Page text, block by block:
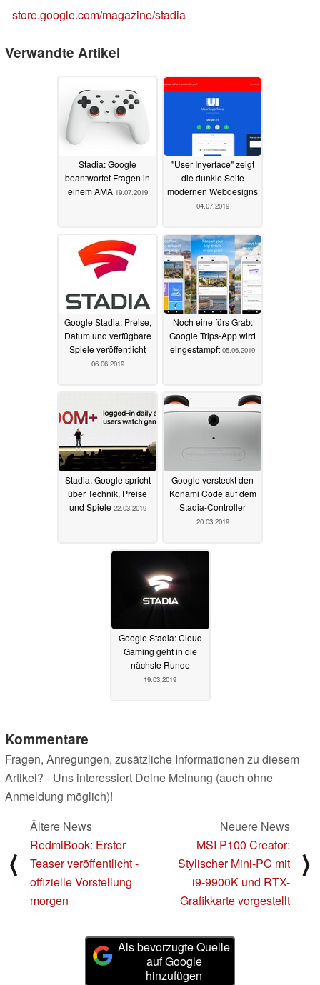
store.google.com/magazine/stadia
Verwandte Artikel
Stadia: Google
beantwortet Fragen in
einem AMA 19.07.2019
"User Inyerface" zeigt
die dunkle Seite
modernen Webdesigns
04.07.2019
Google Stadia: Preise,
Datum und verfügbare
Spiele veröffentlicht
06.06.2019
Noch eine fürs Grab:
Google Trips-App wird
eingestampft 05.06.2019
Stadia: Google spricht
über Technik, Preise
und Spiele 22.03.2019
Google versteckt den
Konami Code auf dem
Stadia-Controller
20.03.2019
Google Stadia: Cloud
Gaming geht in die
nächste Runde
19.03.2019
Kommentare
Fragen, Anregungen, zusätzliche Informationen zu diesem
Artikel? - Uns interessiert Deine Meinung (auch ohne
Anmeldung möglich)!
⟨
Ältere News
RedmiBook: Erster
Teaser veröffentlicht -
offizielle Vorstellung
morgen
Neuere News
MSI P100 Creator:
Stylischer Mini-PC mit
i9-9900K und RTX-
Grafikkarte vorgestellt
⟩
Als bevorzugte Quelle
auf Google
hinzufügen